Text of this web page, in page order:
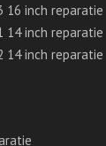
16 inch reparatie
14 inch reparatie
14 inch reparatie